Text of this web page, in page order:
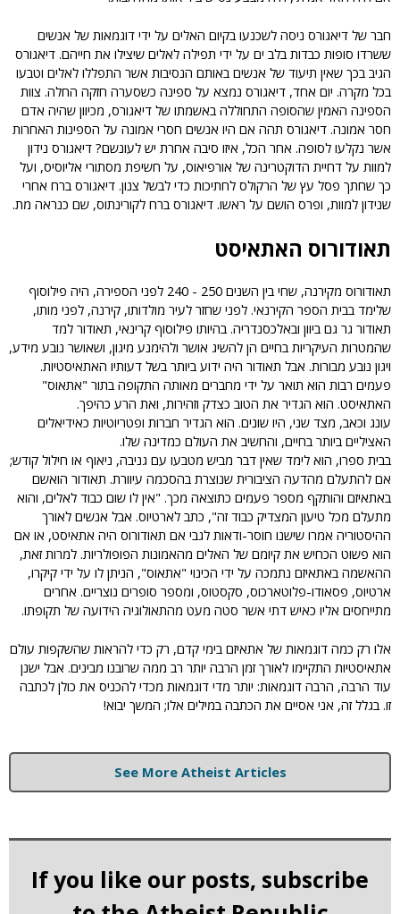
חבר של דיאגורס ניסה לשכנעו בקיום האלים על ידי דוגמאות של אנשים
ששרדו סופות כבדות בלב ים על ידי תפילה לאלים שיצילו את חייהם. דיאגורס
הגיב בכך שאין תיעוד של אנשים באותם הנסיבות אשר התפללו לאלים וטבעו
בכל מקרה. יום אחד, דיאגורס נמצא על ספינה כשסערה חזקה החלה. צוות
הספינה האמין שהסופה התחוללה באשמתו של דיאגורס, מכיוון שהיה אדם
חסר אמונה. דיאגורס תהה אם היו אנשים חסרי אמונה על הספינות האחרות
אשר נקלעו לסופה. אחר הכל, איזו סיבה אחרת יש לעונשם? דיאגורס נידון
למוות על דחיית הדוקטרינה של אורפיאוס, על חשיפת מסתורי אליוסיס, ועל
כך שחתך פסל עץ של הרקולס לחתיכות כדי לבשל צנון. דיאגורס ברח אחרי
שנידון למוות, ופרס הושם על ראשו. דיאגורס ברח לקורינתוס, שם כנראה מת.
תאודורוס האתאיסט
תאודורוס מקירנה, שחי בין השנים 250 - 240 לפני הספירה, היה פילוסוף
שלימד בבית הספר הקירנאי. לפני שחזר לעיר מולדותו, קירנה, לפני מותו,
תאודור גר גם ביוון ובאלכסנדריה. בהיותו פילוסוף קרינאי, תאודור למד
שהמטרות העיקריות בחיים הן להשיג אושר ולהימנע מיגון, ושאושר נובע מידע,
ויגון נובע מבורות. אבל תאודור היה ידוע ביותר בשל דעותיו האתאיסטיות.
פעמים רבות הוא תואר על ידי מחברים מאותה התקופה בתור "אתאוס"
האתאיסט. הוא הגדיר את הטוב כצדק וזהירות, ואת הרע כהיפך.
עונג וכאב, מצד שני, היו שונים. הוא הגדיר חברות ופטריוטיות כאידיאלים
האציליים ביותר בחיים, והחשיב את העולם כמדינה שלו.
בבית ספרו, הוא לימד שאין דבר מביש מטבעו עם גניבה, ניאוף או חילול קודש;
אם להתעלם מהדעה הציבורית שנוצרת בהסכמה עיוורת. תאודור הואשם
באתאיזם והותקף מספר פעמים כתוצאה מכך. "אין לו שום כבוד לאלים, והוא
מתעלם מכל טיעון המצדיק כבוד זה", כתב לארטיוס. אבל אנשים לאורך
ההיסטוריה אמרו שישנו חוסר-ודאות לגבי אם תאודורוס היה אתאיסט, או אם
הוא פשוט הכחיש את קיומם של האלים מהאמונות הפופולריות. למרות זאת,
ההאשמה באתאיזם נתמכה על ידי הכינוי "אתאוס", הניתן לו על ידי קיקרו,
ארטיוס, פסאודו-פלוטארכוס, סקסטוס, ומספר סופרים נוצריים. אחרים
מתייחסים אליו כאיש דתי אשר סטה מעט מהתאולוגיה הידועה של תקופתו.
אלו רק כמה דוגמאות של אתאיזם בימי קדם, רק כדי להראות שהשקפות עולם
אתאיסטיות התקיימו לאורך זמן הרבה יותר רב ממה שרובנו מבינים. אבל ישנן
עוד הרבה, הרבה דוגמאות: יותר מדי דוגמאות מכדי להכניס את כולן לכתבה
זו. בגלל זה, אני אסיים את הכתבה במילים אלו; המשך יבוא!
See More Atheist Articles
If you like our posts, subscribe